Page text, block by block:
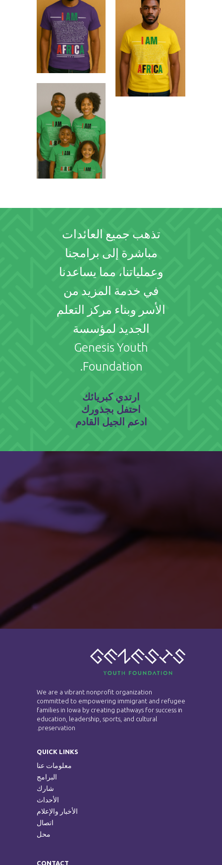
تذهب جميع العائدات
مباشرة إلى برامجنا
وعملياتنا، مما يساعدنا
في خدمة المزيد من
الأسر وبناء مركز التعلم
الجديد لمؤسسة
Genesis Youth
Foundation.
ارتدي كبريائك
احتفل بجذورك
ادعم الجيل القادم
We are a vibrant nonprofit organization
committed to empowering immigrant and refugee
families in Iowa by creating pathways for success in
education, leadership, sports, and cultural
preservation.
QUICK LINKS
معلومات عنا
البرامج
شارك
الأحداث
الأخبار والإعلام
اتصال
محل
CONTACT